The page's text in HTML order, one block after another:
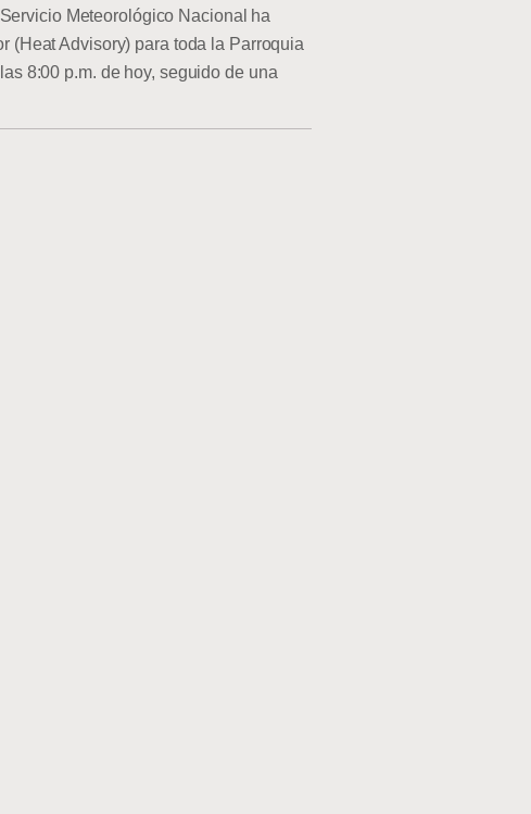
Meteorológico Nacional ha
(Heat Advisory) para toda la Parroquia
8:00 p.m. de hoy, seguido de una